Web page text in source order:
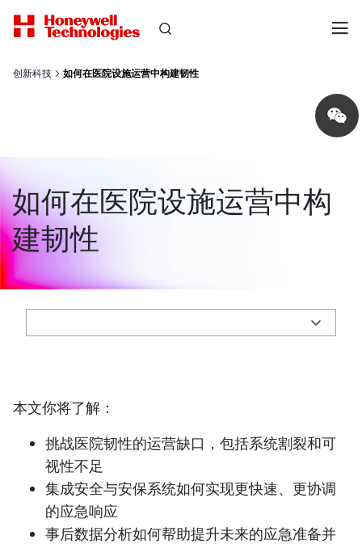
创新科技 如何在医院设施运营中构建韧性
Share
on
wechat
如何在医院设施运营中构
建韧性
本文你将了解：
挑战医院韧性的运营缺口，包括系统割裂和可
视性不足
集成安全与安保系统如何实现更快速、更协调
的应急响应
事后数据分析如何帮助提升未来的应急准备并